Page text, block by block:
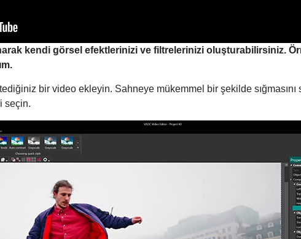
kendi görsel efektlerinizi ve filtrelerinizi oluşturabilirsiniz.
bir video ekleyin. Sahneye mükemmel bir şekilde sığmasını
seçin.